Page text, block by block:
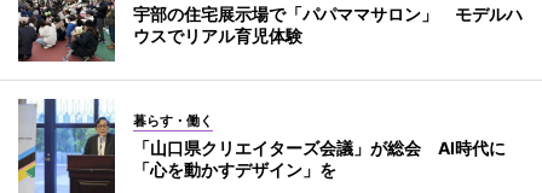
宇部の住宅展示場で「パパママサロン」 モデルハ
ウスでリアル育児体験
暮らす・働く
「山口県クリエイターズ会議」が総会 AI時代に
「心を動かすデザイン」を